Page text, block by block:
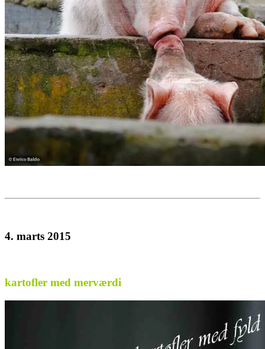
4. marts 2015
kartofler med merværdi